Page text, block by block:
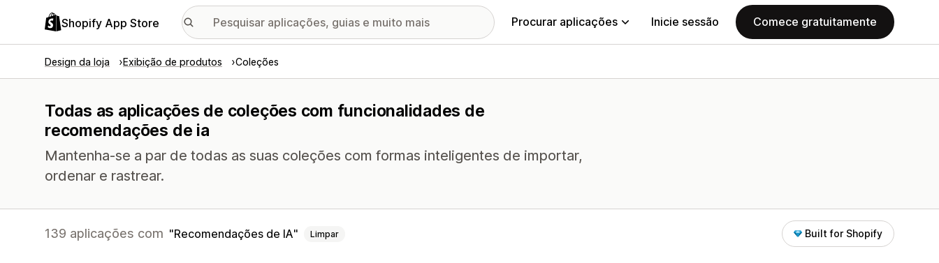
Shopify App Store Procurar aplicações Inicie sessão Comece gratuitamente
Design da loja Exibição de produtos Coleções
Todas as aplicações de coleções com funcionalidades de
recomendações de ia
Mantenha-se a par de todas as suas coleções com formas inteligentes de importar,
ordenar e rastrear.
139 aplicações com Recomendações de IA Limpar Built for Shopify